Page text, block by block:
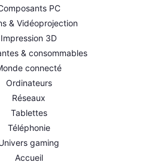
PC
& Vidéoprojection
Impression 3D
& consommables
connecté
Ordinateurs
Réseaux
Tablettes
Téléphonie
gaming
Accueil